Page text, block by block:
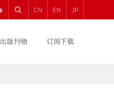
CN EN JP
出版刊物 订阅下载